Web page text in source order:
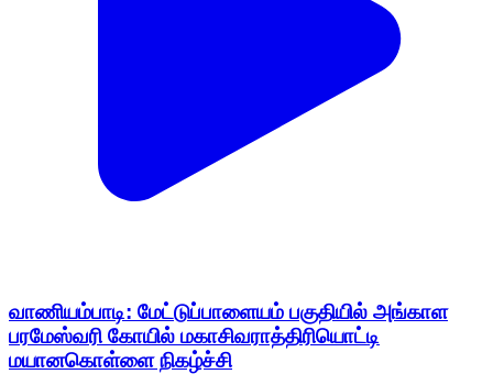
வாணியம்பாடி: மேட்டுப்பாளையம் பகுதியில் அங்காள
பரமேஸ்வரி கோயில் மகாசிவராத்திரியொட்டி
மயானகொள்ளை நிகழ்ச்சி